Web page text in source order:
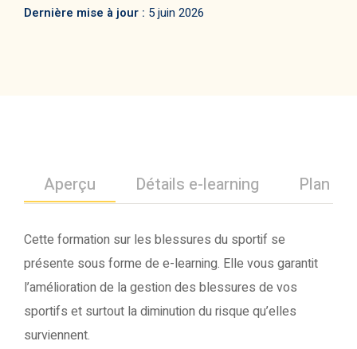
Dernière mise à jour : 5 juin 2026
Aperçu Détails e-learning Plan
Cette formation sur les blessures du sportif se
présente sous forme de e-learning. Elle vous garantit
l’amélioration de la gestion des blessures de vos
sportifs et surtout la diminution du risque qu’elles
surviennent.